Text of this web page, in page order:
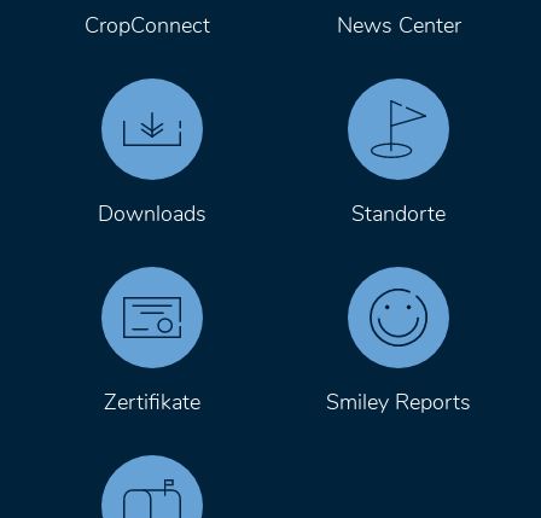
CropConnect News Center
Downloads Standorte
Zertifikate Smiley Reports